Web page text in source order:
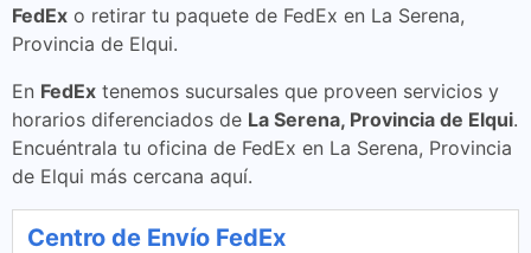
FedEx o retirar tu paquete de FedEx en La Serena,
Provincia de Elqui.
En FedEx tenemos sucursales que proveen servicios y
horarios diferenciados de La Serena, Provincia de Elqui.
Encuéntrala tu oficina de FedEx en La Serena, Provincia
de Elqui más cercana aquí.
Centro de Envío FedEx